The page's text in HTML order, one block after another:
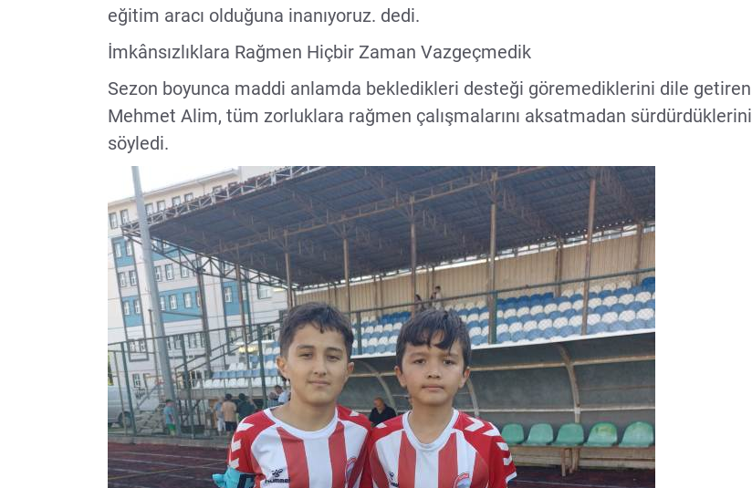
eğitim aracı olduğuna inanıyoruz. dedi.
İmkânsızlıklara Rağmen Hiçbir Zaman Vazgeçmedik
Sezon boyunca maddi anlamda bekledikleri desteği göremediklerini dile getiren
Mehmet Alim, tüm zorluklara rağmen çalışmalarını aksatmadan sürdürdüklerini
söyledi.